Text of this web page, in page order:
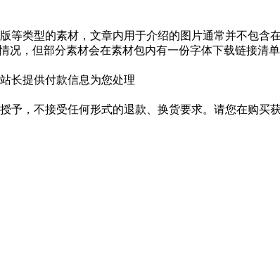
等类型的素材，文章内用于介绍的图片通常并不包含
，但部分素材会在素材包内有一份字体下载链接清单
长提供付款信息为您处理
予，不接受任何形式的退款、换货要求。请您在购买